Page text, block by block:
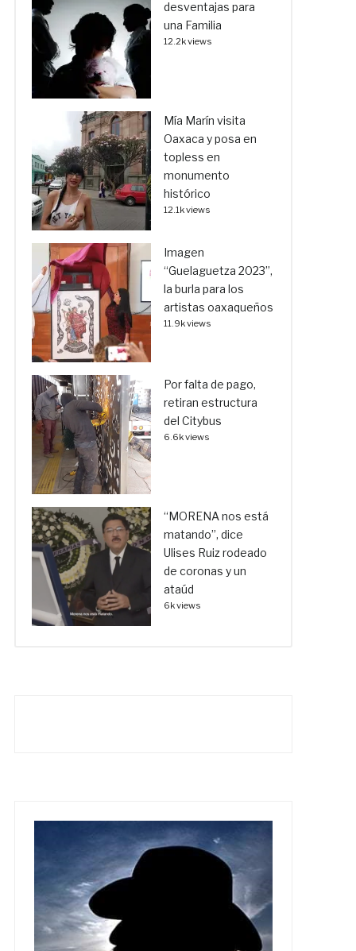
desventajas para
una Familia
12.2k views
Mía Marín visita
Oaxaca y posa en
topless en
monumento
histórico
12.1k views
Imagen
“Guelaguetza 2023”,
la burla para los
artistas oaxaqueños
11.9k views
Por falta de pago,
retiran estructura
del Citybus
6.6k views
“MORENA nos está
matando”, dice
Ulises Ruiz rodeado
de coronas y un
ataúd
6k views